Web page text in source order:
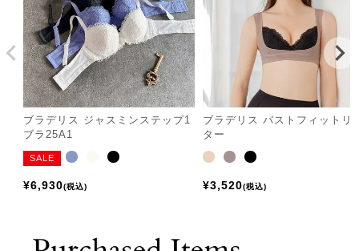
ブラデリス ジャスミンステップ1
ブラ25A1
SALE
¥6,930 税込
ブラデリス バストフィットリ
ター
¥3,520 税込